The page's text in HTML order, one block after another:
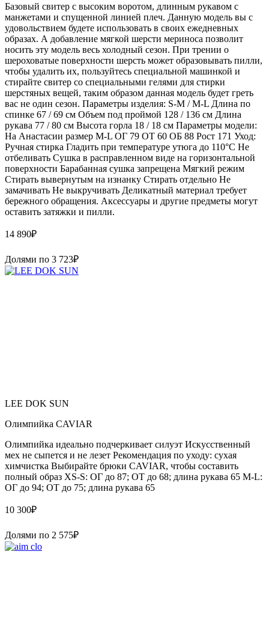
Базовый свитер с высоким воротом, длинным рукавом с
манжетами и спущенной линией плеч. Данную модель вы с
удовольствием будете использовать в своих ежедневных
образах. А добавление мягкой шерсти мериноса позволит
носить эту модель весь холодный сезон. При трении о
шероховатые поверхности шерсть может образовывать пилли,
чтобы удалить их, пользуйтесь специальной машинкой и
стирайте свитер со специальными гелями для стирки
шерстяных вещей, таким образом данная модель будет греть
вас не один сезон. Параметры изделия: S-M / M-L Длина по
спинке 67 / 69 см Объем под проймой 128 / 136 см Длина
рукава 77 / 80 см Высота горла 18 / 18 см Параметры модели:
На Анастасии размер M-L ОГ 79 ОТ 60 ОБ 88 Рост 171 Уход:
Ручная стирка Гладить при температуре утюга до 110°C Не
отбеливать Сушка в расправленном виде на горизонтальной
поверхности Барабанная сушка запрещена Мягкий режим
Стирать вывернутым на изнанку Стирать отдельно Не
замачивать Не выкручивать Деликатный материал требует
бережного обращения. Аксессуары и другие предметы могут
оставить затяжки и пилли.
14 890₽
Долями по 3 723₽
LEE DOK SUN
Олимпийка CAVIAR
Олимпийка идеально подчеркивает силуэт Искусственный
мех не сыпется и не лезет Рекомендация по уходу: сухая
химчистка Выбирайте брюки CAVIAR, чтобы составить
полный образ XS-S: ОГ до 87; ОТ до 68; длина рукава 65 M-L:
ОГ до 94; ОТ до 75; длина рукава 65
10 300₽
Долями по 2 575₽